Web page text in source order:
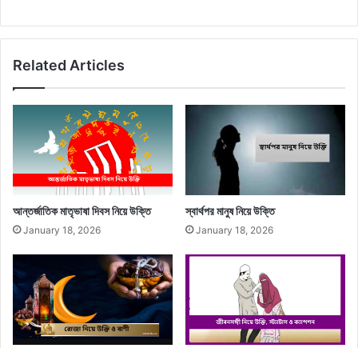
Related Articles
আন্তর্জাতিক মাতৃভাষা দিবস নিয়ে উক্তি
January 18, 2026
স্বার্থপর মানুষ নিয়ে উক্তি
January 18, 2026